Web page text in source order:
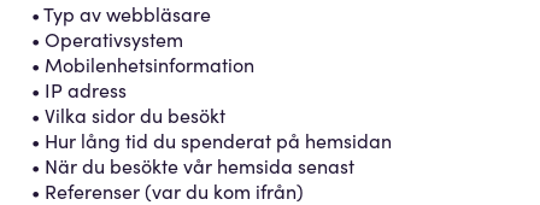
• Typ av webbläsare
• Operativsystem
• Mobilenhetsinformation
• IP adress
• Vilka sidor du besökt
• Hur lång tid du spenderat på hemsidan
• När du besökte vår hemsida senast
• Referenser (var du kom ifrån)